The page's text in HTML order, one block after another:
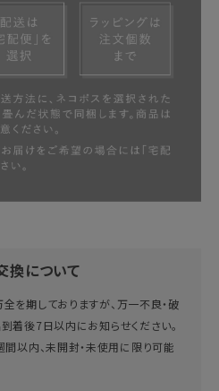
換について
を期しておりますが、万一不良・破
着後7日以内にお知らせください。
間以内、未開封・未使用に限り可能